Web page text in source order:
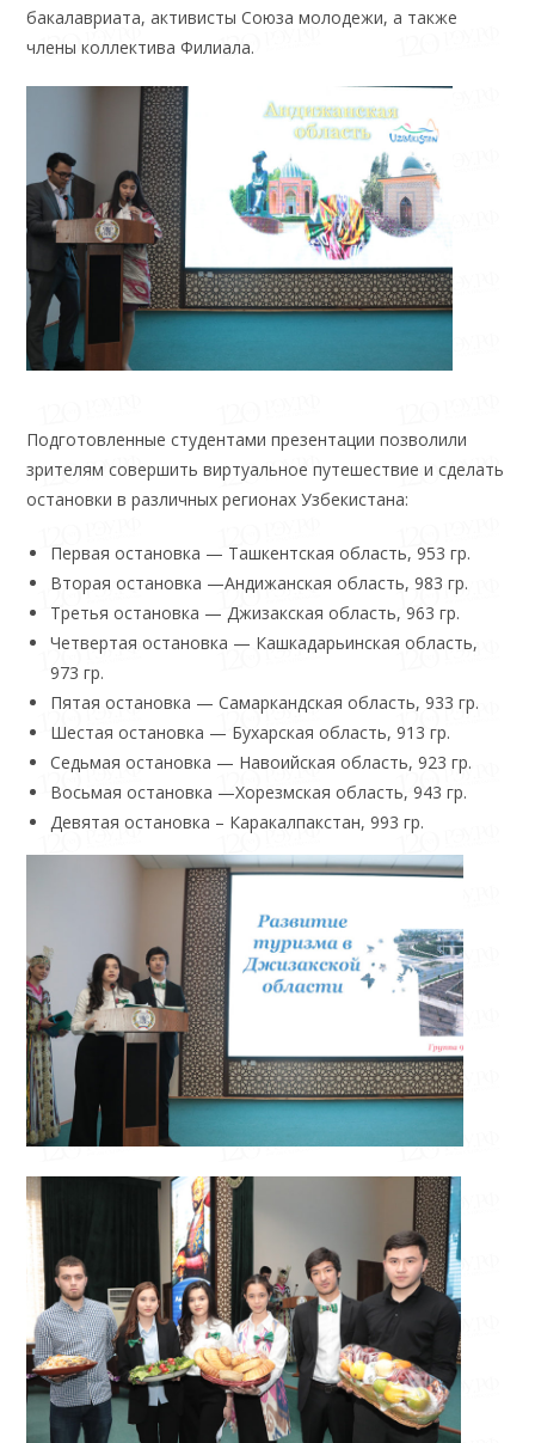
бакалавриата, активисты Союза молодежи, а также
члены коллектива Филиала.
Подготовленные студентами презентации позволили
зрителям совершить виртуальное путешествие и сделать
остановки в различных регионах Узбекистана:
Первая остановка — Ташкентская область, 953 гр.
Вторая остановка —Андижанская область, 983 гр.
Третья остановка — Джизакская область, 963 гр.
Четвертая остановка — Кашкадарьинская область,
973 гр.
Пятая остановка — Самаркандская область, 933 гр.
Шестая остановка — Бухарская область, 913 гр.
Седьмая остановка — Навоийская область, 923 гр.
Восьмая остановка —Хорезмская область, 943 гр.
Девятая остановка – Каракалпакстан, 993 гр.